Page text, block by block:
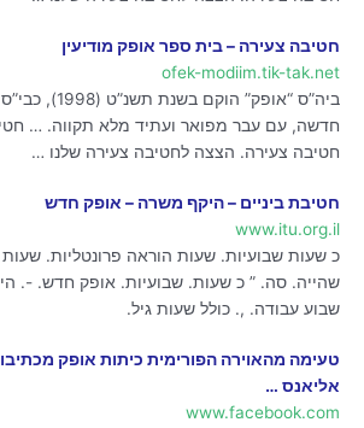
חטיבה צעירה – בית ספר אופק מודיעין
ofek-modiim.tik-tak.net
ביה”ס “אופק”
חדשה, עם עבר מפואר ועתיד מלא תקווה. …
חטיבה צעירה. הצצה לחטיבה צעירה שלנו …
חטיבת ביניים – היקף משרה – אופק חדש
www.itu.org.il
כ שעות שבועיות. שעות הוראה פרונטליות.
שהייה. סה. ” כ שעות. שבועיות. אופק חדש. -.
שבוע עבודה. ,. כולל שעות גיל.
טעימה מהאוירה הפורימית כיתות אופק
אליאנס …
www.facebook.com